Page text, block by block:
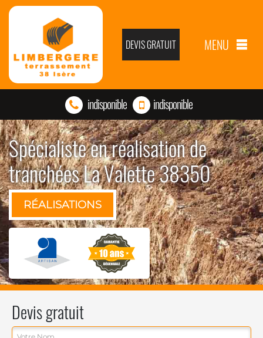
DEVIS GRATUIT MENU
indisponible indisponible
Spécialiste en réalisation de
tranchées La Valette 38350
RÉALISATIONS
Devis gratuit